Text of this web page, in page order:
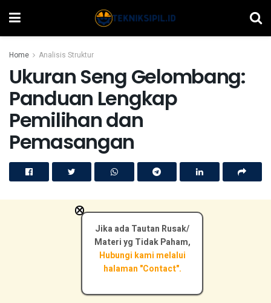
Home Analisis Struktur
Ukuran Seng Gelombang:
Panduan Lengkap
Pemilihan dan
Pemasangan
Jika ada Tautan Rusak/
Materi yg Tidak Paham,
Hubungi kami melalui
halaman "Contact".
×